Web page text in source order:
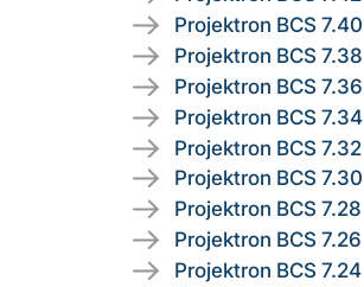
Projektron BCS 7.40
Projektron BCS 7.38
Projektron BCS 7.36
Projektron BCS 7.34
Projektron BCS 7.32
Projektron BCS 7.30
Projektron BCS 7.28
Projektron BCS 7.26
Projektron BCS 7.24